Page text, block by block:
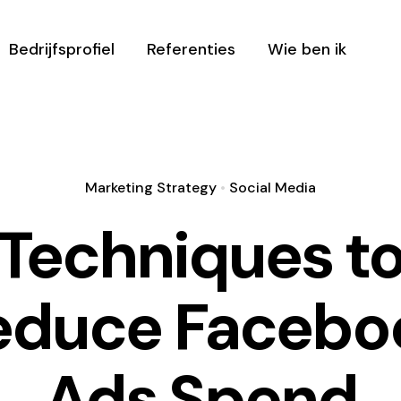
Bedrijfsprofiel Referenties Wie ben ik
Marketing Strategy• Social Media